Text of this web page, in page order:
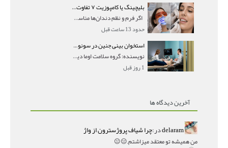
بلیچینگ یا کامپوزیت ۷ تفاوت مهم برای انتخاب درست
اگر فرم و نظم دندان‌ها مناسب است و مشکل
حدود 13 ساعت قبل
استخوان بینی جنین در سونوگرافی؛ دیده نشدن یا دیر تشکیل شدن آن چه معنایی دارد؟
نویسنده: گروه سلامت اوما دیده نشدن استخوان بینی جن
1 روز قبل
آخرین دیدگاه ها
delaramدر:چرا شیاف پروژسترون از واژ
من همیشه تو معتقد میزاشتم,,😑😐